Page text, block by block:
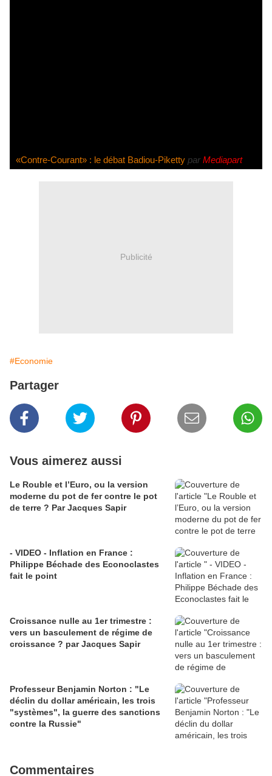
«Contre-Courant» : le débat Badiou-Piketty par Mediapart
Publicité
#Economie
Partager
Vous aimerez aussi
Le Rouble et l’Euro, ou la version
moderne du pot de fer contre le pot
de terre ? Par Jacques Sapir
- VIDEO - Inflation en France :
Philippe Béchade des Econoclastes
fait le point
Croissance nulle au 1er trimestre :
vers un basculement de régime de
croissance ? par Jacques Sapir
Professeur Benjamin Norton : "Le
déclin du dollar américain, les trois
"systèmes", la guerre des sanctions
contre la Russie"
Commentaires